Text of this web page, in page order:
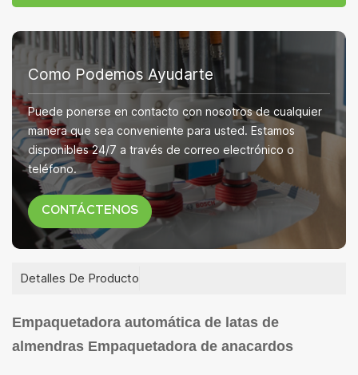
Como Podemos Ayudarte
Puede ponerse en contacto con nosotros de cualquier
manera que sea conveniente para usted. Estamos
disponibles 24/7 a través de correo electrónico o
teléfono.
CONTÁCTENOS
Detalles De Producto
Empaquetadora automática de latas de
almendras Empaquetadora de anacardos